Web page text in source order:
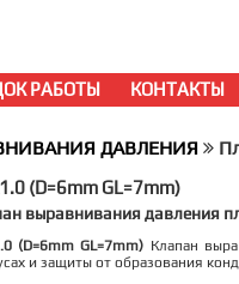
РАБОТЫ КОНТАКТЫ
ДАВЛЕНИЯ
(D=6mm GL=7mm)
выравнивания давления
(D=6mm GL=7mm) Клапан
и защиты от образования